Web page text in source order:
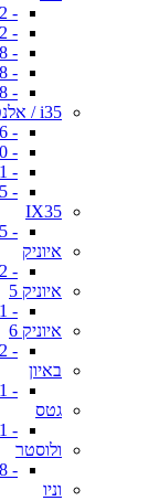
- 2007-2012
- 2007-2012 (CW סטיישן)
- 2012-2018
- 2012-2018 (CW סטיישן)
- 2018+
i35 / אלנטרה
- 2011-2016
- 2016-2020
- 2021+
- 2025+ (N Line)
IX35
- 2009-2015
איוניק
- 2016-2022
איוניק 5
- 2021+
איוניק 6
- 2022+
באיון
- 2021+
גטס
- 2002-2011
ולוסטר
- 2011-2018
וניו